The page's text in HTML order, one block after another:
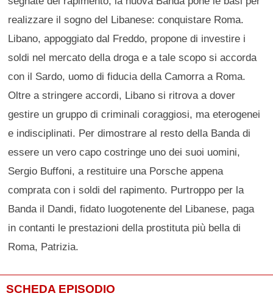
realizzare il sogno del Libanese: conquistare Roma.
Libano, appoggiato dal Freddo, propone di investire i
soldi nel mercato della droga e a tale scopo si accorda
con il Sardo, uomo di fiducia della Camorra a Roma.
Oltre a stringere accordi, Libano si ritrova a dover
gestire un gruppo di criminali coraggiosi, ma eterogenei
e indisciplinati. Per dimostrare al resto della Banda di
essere un vero capo costringe uno dei suoi uomini,
Sergio Buffoni, a restituire una Porsche appena
comprata con i soldi del rapimento. Purtroppo per la
Banda il Dandi, fidato luogotenente del Libanese, paga
in contanti le prestazioni della prostituta più bella di
Roma, Patrizia.
SCHEDA EPISODIO